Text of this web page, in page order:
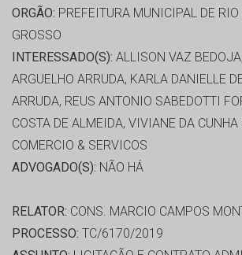
ORGÃO: PREFEITURA MUNICIPAL DE RIO
GROSSO
INTERESSADO(S): ALLISON VAZ
ARGUELHO ARRUDA, KARLA DANIELLE
ARRUDA, REUS ANTONIO SABEDOTTI
COSTA DE ALMEIDA, VIVIANE DA
COMERCIO & SERVICOS
ADVOGADO(S): NÃO HÁ
RELATOR: CONS. MARCIO CAMPOS
PROCESSO: TC/6170/2019